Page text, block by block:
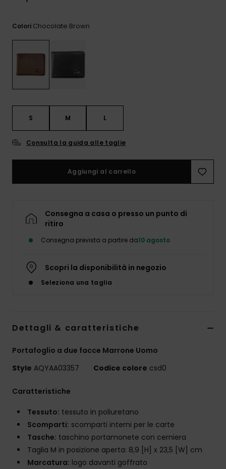
contatto.
Colori Chocolate Brown
S M L
Consulta la guida alle taglie
Aggiungi al carrello
Consegna a casa o presso un punto di
ritiro
Consegna prevista a partire da10 agosto
Scopri la disponibilità in negozio
Seleziona una taglia
Dettagli & caratteristiche
Portafoglio a due facce Marrone Uomo
Style AQYAA03357 Codice colore csd0
Caratteristiche
Tessuto: tessuto in poliuretano
Scomparti: scomparti interni per le carte
Tasche: taschino portamonete con cerniera
Taglia M in posizione aperta: 8,9 [H] x 23,5 [W] cm
Marcatura: logo davanti goffrato